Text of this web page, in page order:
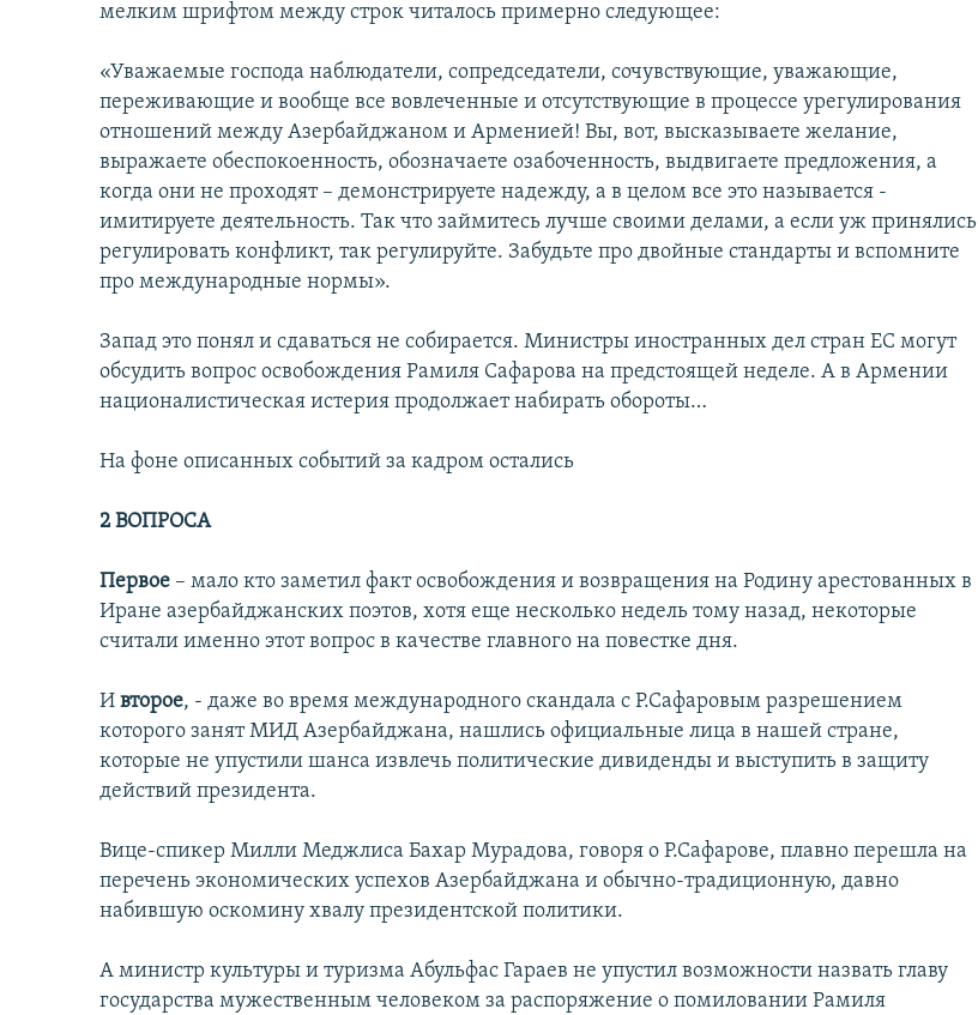
мелким шрифтом между строк читалось примерно следующее:
«Уважаемые господа наблюдатели, сопредседатели, сочувствующие, уважающие,
переживающие и вообще все вовлеченные и отсутствующие в процессе урегулирования
отношений между Азербайджаном и Арменией! Вы, вот, высказываете желание,
выражаете обеспокоенность, обозначаете озабоченность, выдвигаете предложения, а
когда они не проходят – демонстрируете надежду, а в целом все это называется -
имитируете деятельность. Так что займитесь лучше своими делами, а если уж принялись
регулировать конфликт, так регулируйте. Забудьте про двойные стандарты и вспомните
про международные нормы».
Запад это понял и сдаваться не собирается. Министры иностранных дел стран ЕС могут
обсудить вопрос освобождения Рамиля Сафарова на предстоящей неделе. А в Армении
националистическая истерия продолжает набирать обороты…
На фоне описанных событий за кадром остались
2 ВОПРОСА
Первое – мало кто заметил факт освобождения и возвращения на Родину арестованных в
Иране азербайджанских поэтов, хотя еще несколько недель тому назад, некоторые
считали именно этот вопрос в качестве главного на повестке дня.
И второе, - даже во время международного скандала с Р.Сафаровым разрешением
которого занят МИД Азербайджана, нашлись официальные лица в нашей стране,
которые не упустили шанса извлечь политические дивиденды и выступить в защиту
действий президента.
Вице-спикер Милли Меджлиса Бахар Мурадова, говоря о Р.Сафарове, плавно перешла на
перечень экономических успехов Азербайджана и обычно-традиционную, давно
набившую оскомину хвалу президентской политики.
А министр культуры и туризма Абульфас Гараев не упустил возможности назвать главу
государства мужественным человеком за распоряжение о помиловании Рамиля